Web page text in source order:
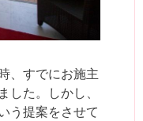
、すでにお施主
した。しかし、
う提案をさせて